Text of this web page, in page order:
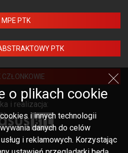
MPE PTK
PTK
CZŁONKOWIE
i realizacja:
o plikach cookie
i innych technologii
danych do celów
i reklamowych. Korzystając